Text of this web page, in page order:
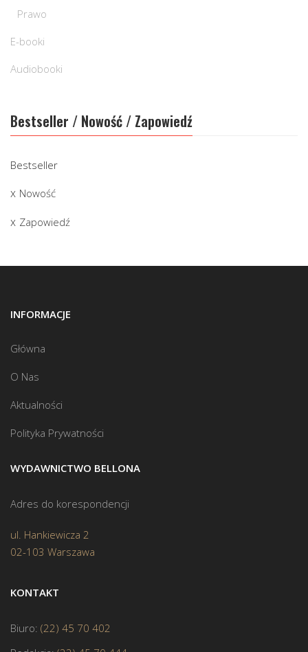
Prawo
E-booki
Audiobooki
Bestseller / Nowość / Zapowiedź
Bestseller
Nowość
Zapowiedź
INFORMACJE
Główna
O Nas
Aktualności
Polityka Prywatności
WYDAWNICTWO BELLONA
Adres do korespondencji
ul. Hankiewicza 2
02-103 Warszawa
KONTAKT
Biuro: (22) 45 70 402